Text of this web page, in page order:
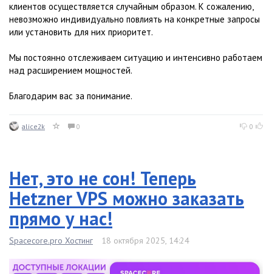
клиентов осуществляется случайным образом. К сожалению,
невозможно индивидуально повлиять на конкретные запросы
или установить для них приоритет.
Мы постоянно отслеживаем ситуацию и интенсивно работаем
над расширением мощностей.
Благодарим вас за понимание.
alice2k 0 0
Нет, это не сон! Теперь
Hetzner VPS можно заказать
прямо у нас!
Spacecore.pro Хостинг 18 октября 2025, 14:24